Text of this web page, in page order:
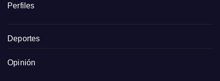
Perfiles
Deportes
Opinión